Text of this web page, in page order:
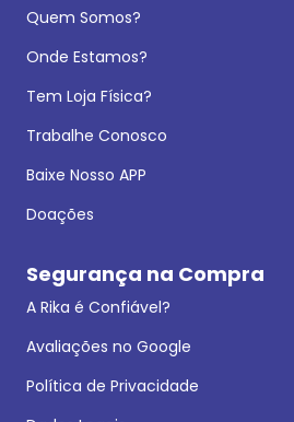
Quem Somos?
Onde Estamos?
Tem Loja Física?
Trabalhe Conosco
Baixe Nosso APP
Doações
Segurança na Compra
A Rika é Confiável?
Avaliações no Google
Política de Privacidade